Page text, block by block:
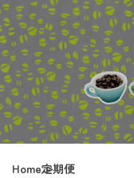
Home定期便